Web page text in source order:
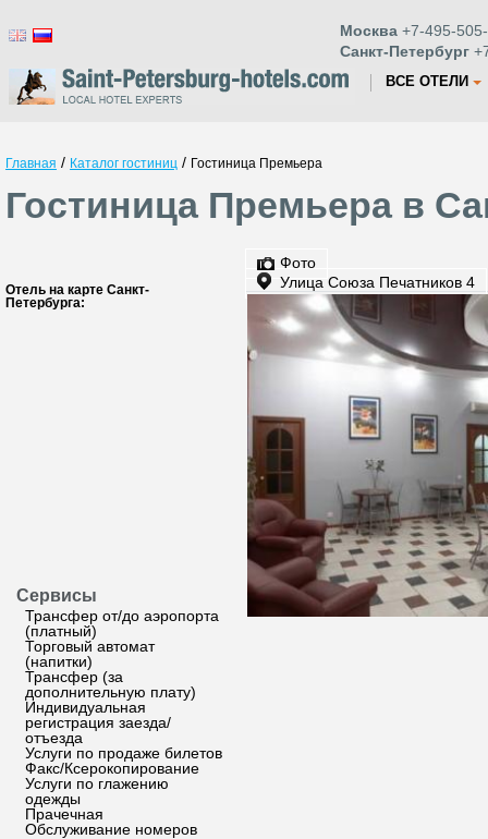
Москва +7-495-
Санкт-Петербург
ВСЕ ОТЕЛИ
Главная / Каталог гостиниц / Гостиница Премьера
Гостиница Премьера в
Отель на карте Санкт-
Петербурга:
Сервисы
Трансфер от/до аэропорта
(платный)
Торговый автомат
(напитки)
Трансфер (за
дополнительную плату)
Индивидуальная
регистрация заезда/
отъезда
Услуги по продаже билетов
Факс/Ксерокопирование
Услуги по глажению
одежды
Прачечная
Обслуживание номеров
Фото
Улица Союза Печатников 4